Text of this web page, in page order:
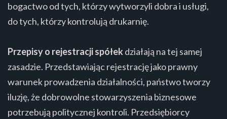
bogactwo od tych, którzy wytworzyli dobra i usługi,
do tych, którzy kontrolują drukarnię.
Przepisy o rejestracji spółekdziałają na tej samej
zasadzie. Przedstawiając rejestrację jako prawny
warunek prowadzenia działalności, państwo tworzy
iluzję, że dobrowolne stowarzyszenia biznesowe
potrzebują politycznej kontroli. Przedsiębiorcy